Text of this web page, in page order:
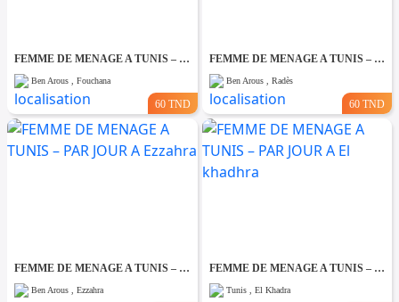
FEMME DE MENAGE A TUNIS – PAR JOUR A Fouchana
Ben Arous , Fouchana
60 TND
FEMME DE MENAGE A TUNIS – PAR JOUR A Rades
Ben Arous , Radès
60 TND
FEMME DE MENAGE A TUNIS – PAR JOUR A Ezzahra
Ben Arous , Ezzahra
FEMME DE MENAGE A TUNIS – PAR JOUR A El khadhra
Tunis , El Khadra